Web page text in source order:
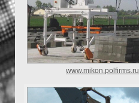
www.mikon.polfirms.ru